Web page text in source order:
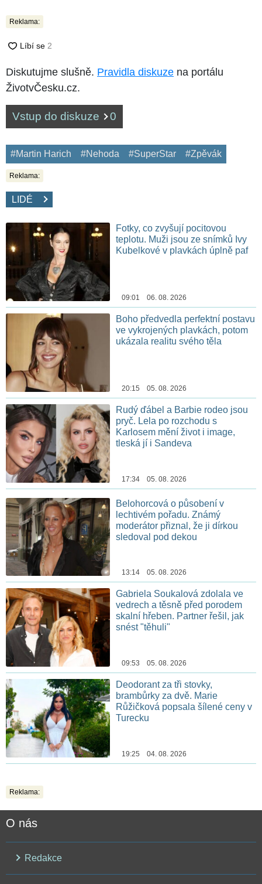
Reklama:
Diskutujme slušně. Pravidla diskuze na portálu
ŽivotvČesku.cz.
Vstup do diskuze 0
#Martin Harich #Nehoda #SuperStar #Zpěvák
Reklama:
LIDÉ
Fotky, co zvyšují pocitovou
teplotu. Muži jsou ze snímků Ivy
Kubelkové v plavkách úplně paf
09:01 06. 08. 2026
Boho předvedla perfektní postavu
ve vykrojených plavkách, potom
ukázala realitu svého těla
20:15 05. 08. 2026
Rudý ďábel a Barbie rodeo jsou
pryč. Lela po rozchodu s
Karlosem mění život i image,
tleská jí i Sandeva
17:34 05. 08. 2026
Belohorcová o působení v
lechtivém pořadu. Známý
moderátor přiznal, že ji dírkou
sledoval pod dekou
13:14 05. 08. 2026
Gabriela Soukalová zdolala ve
vedrech a těsně před porodem
skalní hřeben. Partner řešil, jak
snést "těhuli"
09:53 05. 08. 2026
Deodorant za tři stovky,
brambůrky za dvě. Marie
Růžičková popsala šílené ceny v
Turecku
19:25 04. 08. 2026
Reklama:
O nás
Redakce